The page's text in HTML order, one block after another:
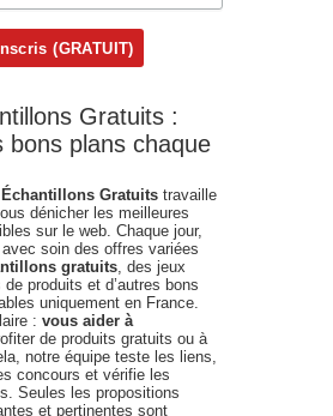
Gratuits :
bons plans chaque
Échantillons Gratuits travaille
dénicher les meilleures
sur le web. Chaque jour,
soin des offres variées
gratuits, des jeux
produits et d’autres bons
uniquement en France.
: vous aider à
de produits gratuits ou à
notre équipe teste les liens,
concours et vérifie les
Seules les propositions
et pertinentes sont